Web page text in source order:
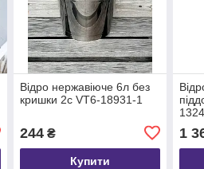
Відро нержавіюче 6л без
кришки 2с VT6-18931-1
244₴
Купити
1